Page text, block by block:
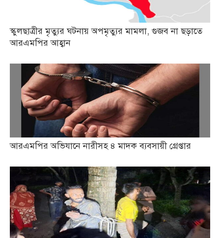
স্কুলছাত্রীর মৃত্যুর ঘটনায় অপমৃত্যুর মামলা, গুজব না ছড়াতে
আরএমপির আহ্বান
আরএমপির অভিযানে নারীসহ ৪ মাদক ব্যবসায়ী গ্রেপ্তার